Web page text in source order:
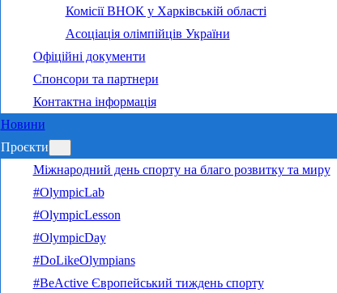
Комісії ВНОК у Харківській області
Асоціація олімпійців України
Офіційні документи
Спонсори та партнери
Контактна інформація
Новини
Проєкти
Міжнародний день спорту на благо розвитку та миру
#OlympicLab
#OlympicLesson
#OlympicDay
#DoLikeOlympians
#BeActive Європейський тиждень спорту